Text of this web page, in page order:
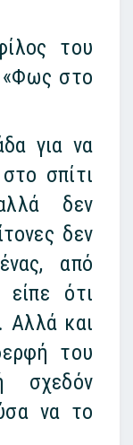
του
«Φως στο
για να
σπίτι
δεν
δεν
από
είπε ότι
Αλλά και
του
να το